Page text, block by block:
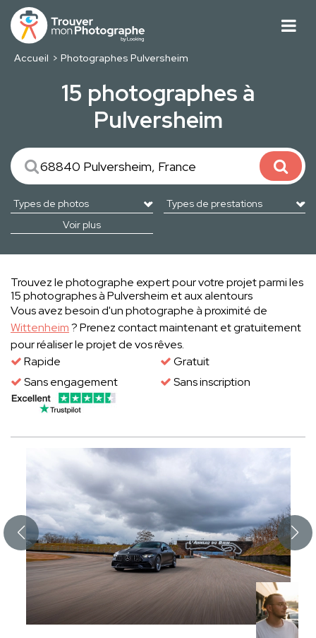
Accueil Photographes Pulversheim
15 photographes à
Pulversheim
Voir plus
Trouvez le photographe expert pour votre projet parmi les
15 photographes à Pulversheim et aux alentours
Vous avez besoin d'un photographe à proximité de
Wittenheim? Prenez contact maintenant et gratuitement
pour réaliser le projet de vos rêves.
Rapide
Gratuit
Sans engagement
Sans inscription